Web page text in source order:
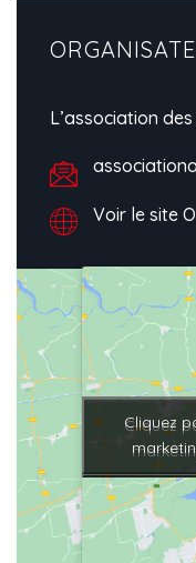
L’association
Voir le site
Cliquez
Cliquez